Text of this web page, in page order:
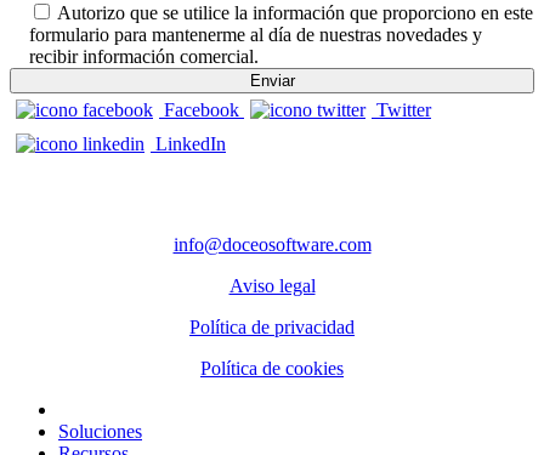
Autorizo que se utilice la información que proporciono en este
formulario para mantenerme al día de nuestras novedades y
recibir información comercial.
Facebook
Twitter
LinkedIn
info@doceosoftware.com
Aviso legal
Política de privacidad
Política de cookies
Soluciones